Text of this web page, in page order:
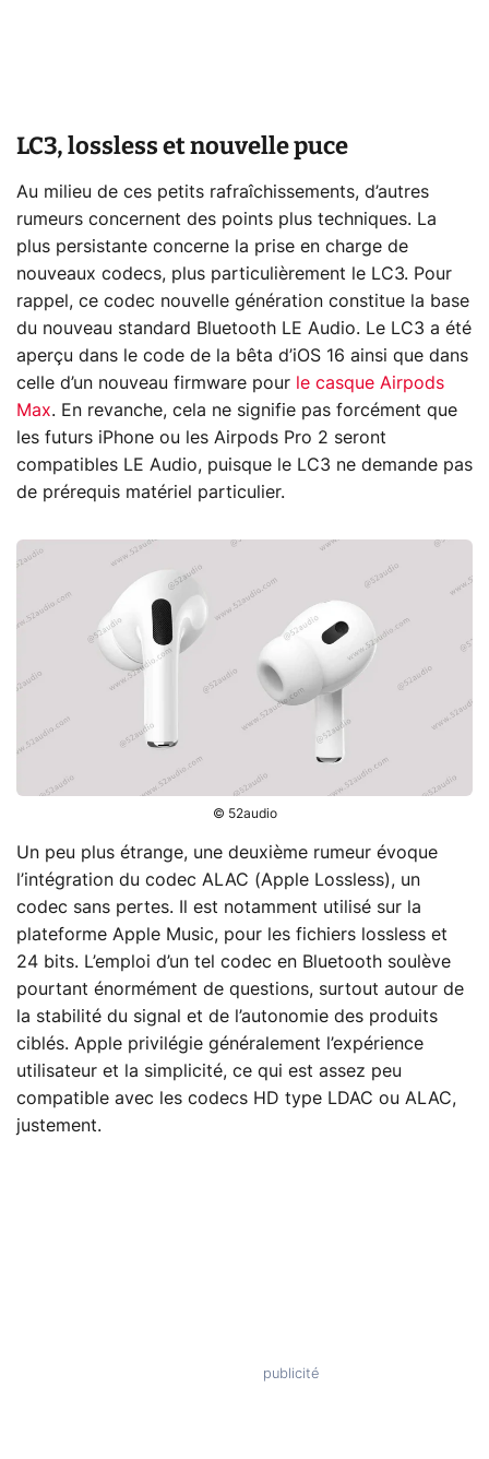
LC3, lossless et nouvelle puce
Au milieu de ces petits rafraîchissements, d’autres
rumeurs concernent des points plus techniques. La
plus persistante concerne la prise en charge de
nouveaux codecs, plus particulièrement le LC3. Pour
rappel, ce codec nouvelle génération constitue la base
du nouveau standard Bluetooth LE Audio. Le LC3 a été
aperçu dans le code de la bêta d’iOS 16 ainsi que dans
celle d’un nouveau firmware pour le casque Airpods
Max. En revanche, cela ne signifie pas forcément que
les futurs iPhone ou les Airpods Pro 2 seront
compatibles LE Audio, puisque le LC3 ne demande pas
de prérequis matériel particulier.
© 52audio
Un peu plus étrange, une deuxième rumeur évoque
l’intégration du codec ALAC (Apple Lossless), un
codec sans pertes. Il est notamment utilisé sur la
plateforme Apple Music, pour les fichiers lossless et
24 bits. L’emploi d’un tel codec en Bluetooth soulève
pourtant énormément de questions, surtout autour de
la stabilité du signal et de l’autonomie des produits
ciblés. Apple privilégie généralement l’expérience
utilisateur et la simplicité, ce qui est assez peu
compatible avec les codecs HD type LDAC ou ALAC,
justement.